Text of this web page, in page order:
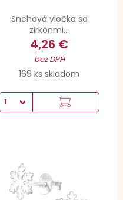
Snehová vločka so
zirkónmi...
4,26 €
bez DPH
169 ks skladom